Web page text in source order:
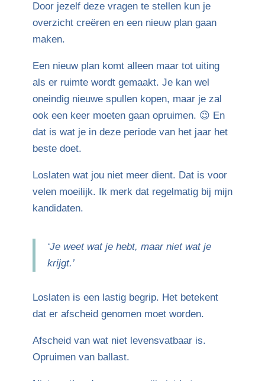
Door jezelf deze vragen te stellen kun je
overzicht creëren en een nieuw plan gaan
maken.
Een nieuw plan komt alleen maar tot uiting
als er ruimte wordt gemaakt. Je kan wel
oneindig nieuwe spullen kopen, maar je zal
ook een keer moeten gaan opruimen. 😉 En
dat is wat je in deze periode van het jaar het
beste doet.
Loslaten wat jou niet meer dient. Dat is voor
velen moeilijk. Ik merk dat regelmatig bij mijn
kandidaten.
‘Je weet wat je hebt, maar niet wat je
krijgt.’
Loslaten is een lastig begrip. Het betekent
dat er afscheid genomen moet worden.
Afscheid van wat niet levensvatbaar is.
Opruimen van ballast.